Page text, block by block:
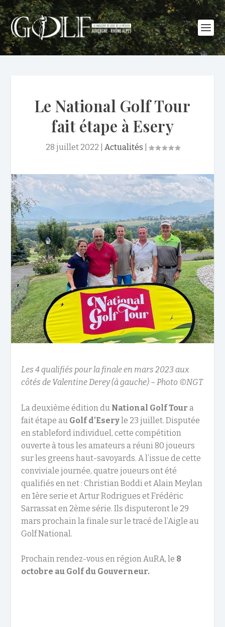
Le National Golf Tour
fait étape à Esery
28 juillet 2022 Actualités
Les 4 qualifiés pour la finale en mars 2023 aux
côtés de Valentine Derey (à gauche) – Photo ©NGT
La deuxième édition du National Golf Tour a
fait étape au Golf d’Eseryle 23 juillet. Disputée
en stableford individuel, cette compétition
ouverte à tous les amateurs a réuni 80 joueurs
sur les greens haut-savoyards. A l’issue de cette
conviviale journée, quatre joueurs ont été
qualifiés en net : Christian Boddi et Alain Meylan
en 1ère serie et Artur Rodrigues et Frédéric
Sarrassat en 2ème série. Ils disputeront le 29
mars prochain la finale sur le tracé de l’Aigle au
Golf National.
Prochain rendez-vous en région AuRA, le 8
octobre au Golf du Gouverneur.